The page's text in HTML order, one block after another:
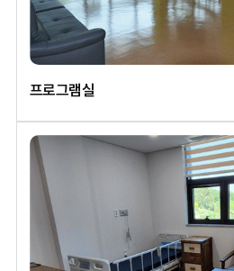
프로그램실